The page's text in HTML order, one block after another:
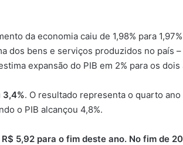
da economia caiu de 1,98% para
dos bens e serviços produzidos no país –
expansão do PIB em 2% para os dois
3,4%. O resultado representa o quarto
o PIB alcançou 4,8%.
5,92 para o fim deste ano. No fim de